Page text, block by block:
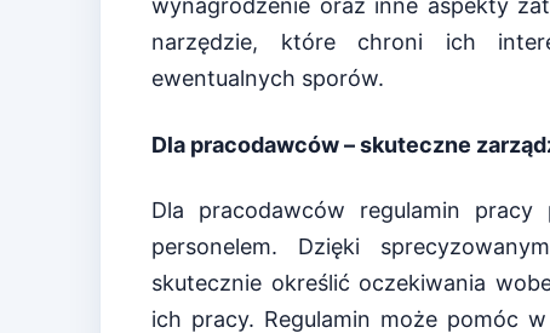
wynagrodzenie oraz inne aspekty
narzędzie, które chroni ich
ewentualnych sporów.
Dla pracodawców – skuteczne
Dla pracodawców regulamin
personelem. Dzięki
skutecznie określić oczekiwania
ich pracy. Regulamin może pomóc